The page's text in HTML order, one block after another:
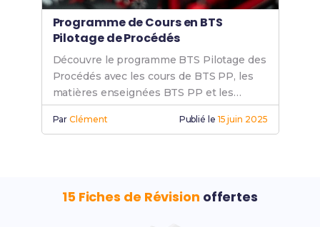
Programme de Cours en BTS
Pilotage de Procédés
Découvre le programme BTS Pilotage des
Procédés avec les cours de BTS PP, les
matières enseignées BTS PP et les
modules pilotage procédés adaptés.
ParClément Publié le 15 juin 2025
15 Fiches de Révision offertes